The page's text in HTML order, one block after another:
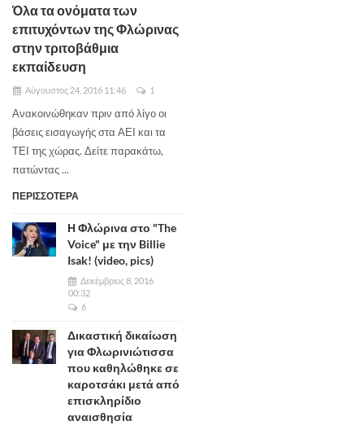
Όλα τα ονόματα των
επιτυχόντων της Φλώρινας
στην τριτοβάθμια
εκπαίδευση
Αύγουστος 24, 2016 11:46 1
Ανακοινώθηκαν πριν από λίγο οι
βάσεις εισαγωγής στα ΑΕΙ και τα
ΤΕΙ της χώρας. Δείτε παρακάτω,
πατώντας ...
ΠΕΡΙΣΣΟΤΕΡΑ
Η Φλώρινα στο "The
Voice" με την Billie
Isak! (video, pics)
Δεκέμβριος 8, 2016
00:32
6
Δικαστική δικαίωση
για Φλωρινιώτισσα
που καθηλώθηκε σε
καροτσάκι μετά από
επισκληρίδιο
αναισθησία